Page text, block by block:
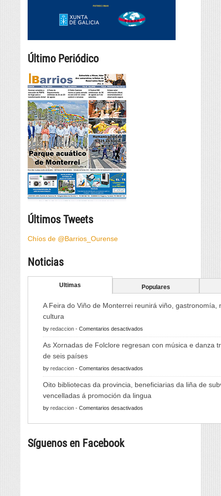
Último Periódico
Últimos Tweets
Chíos de @Barrios_Ourense
Noticias
Ultimas Populares
A Feira do Viño de Monterrei reunirá viño, gastronomía,
cultura
by redaccion - Comentarios desactivados
A
de
Monterrei
As Xornadas de Folclore regresan con música e danza
de seis países
by redaccion - Comentarios desactivados
As
de
regresan
Oito bibliotecas da provincia, beneficiarias da liña de
vencelladas á promoción da lingua
by redaccion - Comentarios desactivados
Síguenos en Facebook